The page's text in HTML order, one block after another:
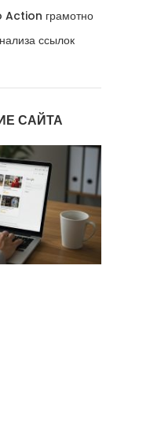
Action грамотно
ссылок
САЙТА